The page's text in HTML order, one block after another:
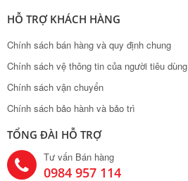
HỖ TRỢ KHÁCH HÀNG
Chính sách bán hàng và quy định chung
Chính sách vệ thông tin của người tiêu dùng
Chính sách vận chuyển
Chính sách bảo hành và bảo trì
TỔNG ĐÀI HỖ TRỢ
Tư vấn Bán hàng
0984 957 114